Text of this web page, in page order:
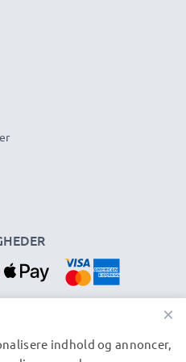
×
indhold og annoncer,